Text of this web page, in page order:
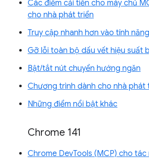
Các điểm cải tiến cho máy chủ
cho nhà phát triển
Truy cập nhanh hơn vào tính
Gỡ lỗi toàn bộ dấu vết hiệu suất
Bật/tắt nút chuyển hướng ngăn
Chương trình dành cho nhà phát
Những điểm nổi bật khác
Chrome 141
Chrome DevTools (MCP) cho tác